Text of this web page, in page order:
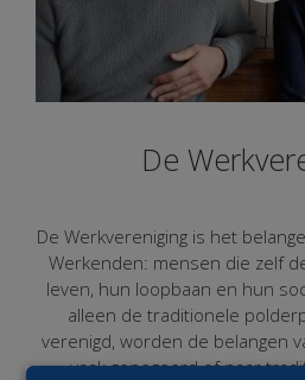
De
De Werkvereniging is het
Werkenden: mensen die zelf
leven, hun loopbaan en hun
alleen de traditionele
verenigd, worden de belangen
vaak genegeerd of naar